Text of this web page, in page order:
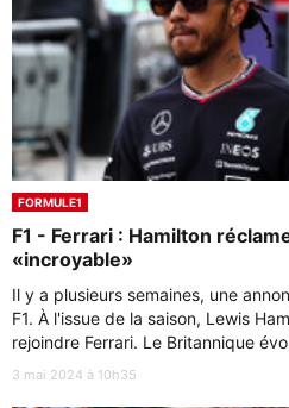
FORMULE1
F1 - Ferrari : Hamilton
«incroyable»
Il y a plusieurs semaines, une
F1. À l'issue de la saison, Lewis
rejoindre Ferrari. Le Britannique
3 mai 2024 à 10h35